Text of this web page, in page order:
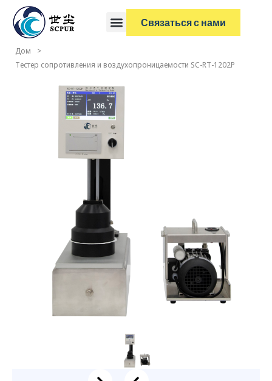
Связаться с нами
Дом
>
Тестер сопротивления и воздухопроницаемости SC-RT-1202P